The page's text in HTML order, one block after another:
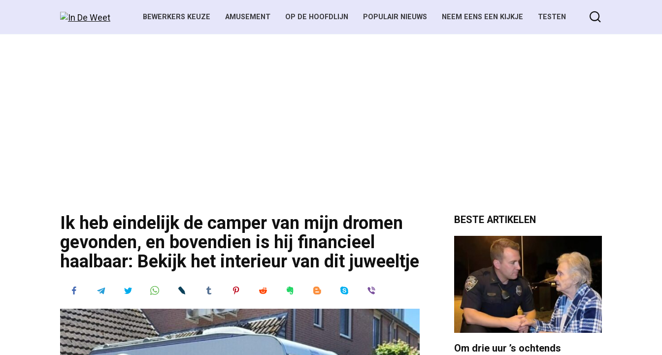
BEWERKERS KEUZE AMUSEMENT OP DE HOOFDLIJN POPULAIR NIEUWS NEEM EENS EEN KIJKJE TESTEN
Ik heb eindelijk de camper van mijn dromen
gevonden, en bovendien is hij financieel
haalbaar: Bekijk het interieur van dit juweeltje
BESTE ARTIKELEN
Om drie uur ’s ochtends